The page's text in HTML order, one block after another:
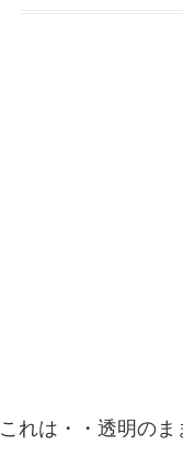
これは・・透明のま